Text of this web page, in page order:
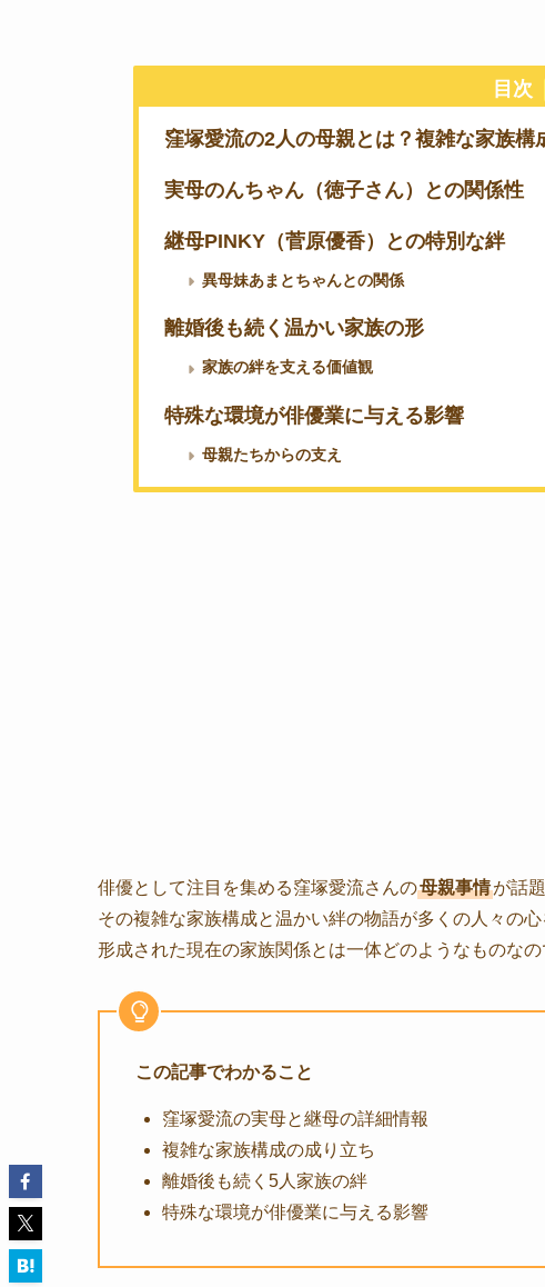
目次
窪塚愛流の2人の母親とは？複雑な家族構
実母のんちゃん（徳子さん）との関係性
継母PINKY（菅原優香）との特別な絆
異母妹あまとちゃんとの関係
離婚後も続く温かい家族の形
家族の絆を支える価値観
特殊な環境が俳優業に与える影響
母親たちからの支え
俳優として注目を集める窪塚愛流さんの母親事情が話
その複雑な家族構成と温かい絆の物語が多くの人々の
形成された現在の家族関係とは一体どのようなものなの
この記事でわかること
窪塚愛流の実母と継母の詳細情報
複雑な家族構成の成り立ち
離婚後も続く5人家族の絆
特殊な環境が俳優業に与える影響